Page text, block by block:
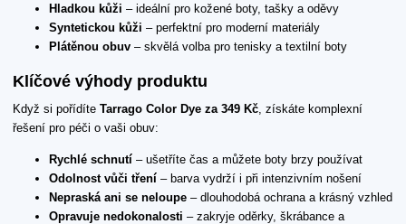
Hladkou kůži – ideální pro kožené boty, tašky a oděvy
Syntetickou kůži – perfektní pro moderní materiály
Plátěnou obuv – skvělá volba pro tenisky a textilní boty
Klíčové výhody produktu
Když si pořídíte Tarrago Color Dye za 349 Kč , získáte komplexní
řešení pro péči o vaši obuv:
Rychlé schnutí – ušetříte čas a můžete boty brzy používat
Odolnost vůči tření – barva vydrží i při intenzivním nošení
Nepraská ani se neloupe – dlouhodobá ochrana a krásný vzhled
Opravuje nedokonalosti – zakryje oděrky, škrábance a